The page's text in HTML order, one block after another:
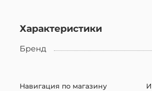
Характеристики
Бренд
Навигация по магазину